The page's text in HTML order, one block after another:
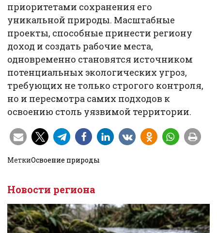
приоритетами сохранения его
уникальной природы. Масштабные
проекты, способные принести региону
доход и создать рабочие места,
одновременно становятся источником
потенциальных экологических угроз,
требующих не только строгого контроля,
но и пересмотра самих подходов к
освоению столь уязвимой территории.
МеткиОсвоение природы
Новости региона